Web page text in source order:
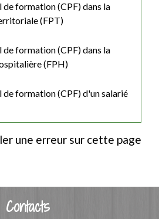
formation (CPF) dans la
(FPT)
formation (CPF) dans la
(FPH)
de formation (CPF) d'un salarié
une erreur sur cette page
Contacts